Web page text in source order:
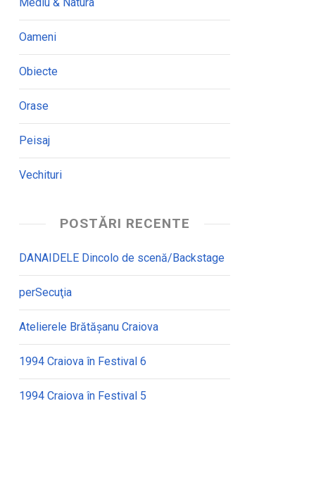
Oameni
Obiecte
Orase
Peisaj
Vechituri
POSTĂRI RECENTE
DANAIDELE Dincolo de scenă/Backstage
perSecuţia
Atelierele Brătășanu Craiova
1994 Craiova în Festival 6
1994 Craiova în Festival 5